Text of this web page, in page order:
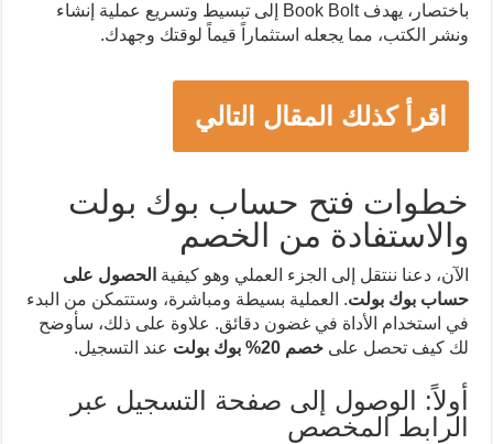
باختصار، يهدف Book Bolt إلى تبسيط وتسريع عملية إنشاء
ونشر الكتب، مما يجعله استثماراً قيماً لوقتك وجهدك.
اقرأ كذلك المقال التالي
خطوات فتح حساب بوك بولت
والاستفادة من الخصم
الآن، دعنا ننتقل إلى الجزء العملي وهو كيفية الحصول على
حساب بوك بولت. العملية بسيطة ومباشرة، وستتمكن من البدء
في استخدام الأداة في غضون دقائق. علاوة على ذلك، سأوضح
لك كيف تحصل علىخصم 20% بوك بولت عند التسجيل.
أولاً: الوصول إلى صفحة التسجيل عبر
الرابط المخصص